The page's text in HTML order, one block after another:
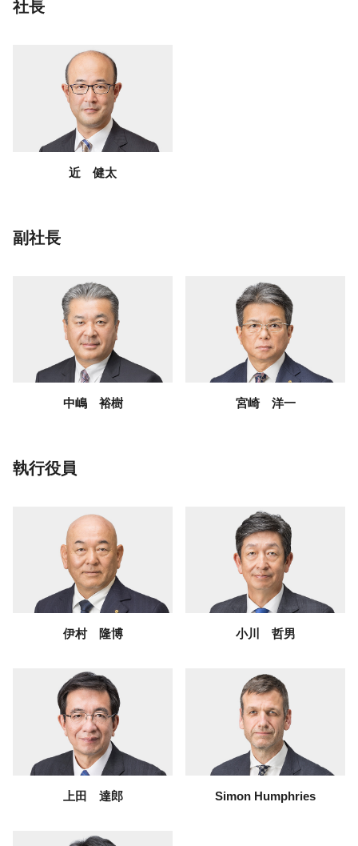
社長
近 健太
副社長
中嶋 裕樹 宮崎 洋一
執行役員
伊村 隆博 小川 哲男
上田 達郎 Simon Humphries